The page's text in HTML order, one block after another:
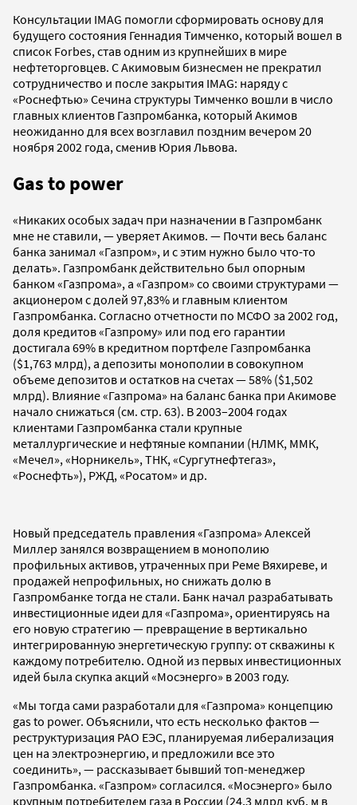
Консультации IMAG помогли сформировать основу для
будущего состояния Геннадия Тимченко, который вошел в
список Forbes, став одним из крупнейших в мире
нефтеторговцев. С Акимовым бизнесмен не прекратил
сотрудничество и после закрытия IMAG: наряду с
«Роснефтью» Сечина структуры Тимченко вошли в число
главных клиентов Газпромбанка, который Акимов
неожиданно для всех возглавил поздним вечером 20
ноября 2002 года, сменив Юрия Львова.
Gas to power
«Никаких особых задач при назначении в Газпромбанк
мне не ставили, — уверяет Акимов. — Почти весь баланс
банка занимал «Газпром», и с этим нужно было что-то
делать». Газпромбанк действительно был опорным
банком «Газпрома», а «Газпром» со своими структурами —
акционером с долей 97,83% и главным клиентом
Газпромбанка. Согласно отчетности по МСФО за 2002 год,
доля кредитов «Газпрому» или под его гарантии
достигала 69% в кредитном портфеле Газпромбанка
($1,763 млрд), а депозиты монополии в совокупном
объеме депозитов и остатков на счетах — 58% ($1,502
млрд). Влияние «Газпрома» на баланс банка при Акимове
начало снижаться (см. стр. 63). В 2003–2004 годах
клиентами Газпромбанка стали крупные
металлургические и нефтяные компании (НЛМК, ММК,
«Мечел», «Норникель», ТНК, «Сургутнефтегаз»,
«Роснефть»), РЖД, «Росатом» и др.
Новый председатель правления «Газпрома» Алексей
Миллер занялся возвращением в монополию
профильных активов, утраченных при Реме Вяхиреве, и
продажей непрофильных, но снижать долю в
Газпромбанке тогда не стали. Банк начал разрабатывать
инвестиционные идеи для «Газпрома», ориентируясь на
его новую стратегию — превращение в вертикально
интегрированную энергетическую группу: от скважины к
каждому потребителю. Одной из первых инвестиционных
идей была скупка акций «Мосэнерго» в 2003 году.
«Мы тогда сами разработали для «Газпрома» концепцию
gas to power. Объяснили, что есть несколько фактов —
реструктуризация РАО ЕЭС, планируемая либерализация
цен на электроэнергию, и предложили все это
соединить», — рассказывает бывший топ-менеджер
Газпромбанка. «Газпром» согласился. «Мосэнерго» было
крупным потребителем газа в России (24,3 млрд куб. м в